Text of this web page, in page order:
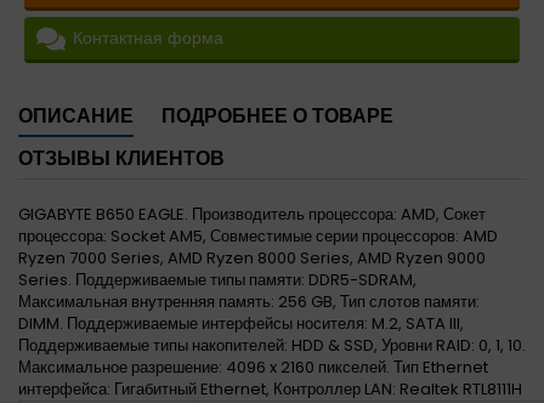
Контактная форма
ОПИСАНИЕ
ПОДРОБНЕЕ О ТОВАРЕ
ОТЗЫВЫ КЛИЕНТОВ
GIGABYTE B650 EAGLE. Производитель процессора: AMD, Сокет
процессора: Socket AM5, Совместимые серии процессоров: AMD
Ryzen 7000 Series, AMD Ryzen 8000 Series, AMD Ryzen 9000
Series. Поддерживаемые типы памяти: DDR5-SDRAM,
Максимальная внутренняя память: 256 GB, Тип слотов памяти:
DIMM. Поддерживаемые интерфейсы носителя: M.2, SATA III,
Поддерживаемые типы накопителей: HDD & SSD, Уровни RAID: 0, 1, 10.
Максимальное разрешение: 4096 x 2160 пикселей. Тип Ethernet
интерфейса: Гигабитный Ethernet, Контроллер LAN: Realtek RTL8111H